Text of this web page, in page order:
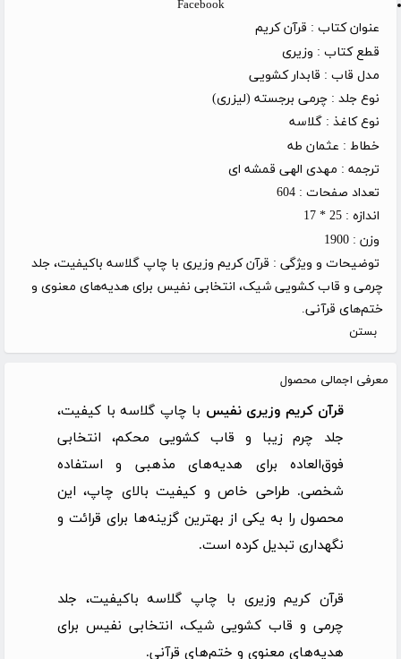
Facebook
عنوان کتاب : قرآن کریم
قطع کتاب : وزیری
مدل قاب : قابدار کشویی
نوع جلد : چرمی برجسته (لیزری)
نوع کاغذ : گلاسه
خطاط : عثمان طه
ترجمه : مهدی الهی قمشه ای
تعداد صفحات : 604
اندازه : 25 * 17
وزن : 1900
توضیحات و ویژگی : قرآن کریم وزیری با چاپ گلاسه باکیفیت، جلد
چرمی و قاب کشویی شیک، انتخابی نفیس برای هدیه‌های معنوی و
ختم‌های قرآنی.
بستن
معرفی اجمالی محصول
قرآن کریم وزیری نفیس با چاپ گلاسه با کیفیت،
جلد چرم زیبا و قاب کشویی محکم، انتخابی
فوق‌العاده برای هدیه‌های مذهبی و استفاده
شخصی. طراحی خاص و کیفیت بالای چاپ، این
محصول را به یکی از بهترین گزینه‌ها برای قرائت و
نگهداری تبدیل کرده است.
قرآن کریم وزیری با چاپ گلاسه باکیفیت، جلد
چرمی و قاب کشویی شیک، انتخابی نفیس برای
هدیه‌های معنوی و ختم‌های قرآنی.